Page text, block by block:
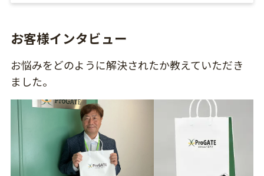
お客様インタビュー
お悩みをどのように解決されたか教えていただき
ました。